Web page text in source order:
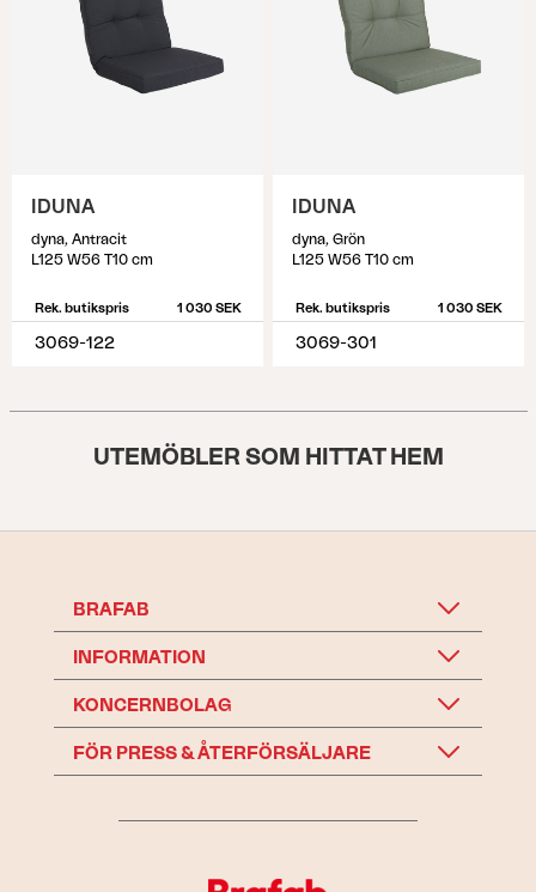
IDUNA
dyna, Antracit
L125 W56 T10 cm
Rek. butikspris 1 030 SEK
3069-122
IDUNA
dyna, Grön
L125 W56 T10 cm
Rek. butikspris 1 030 SEK
3069-301
UTEMÖBLER SOM HITTAT HEM
BRAFAB
INFORMATION
KONCERNBOLAG
FÖR PRESS & ÅTERFÖRSÄLJARE